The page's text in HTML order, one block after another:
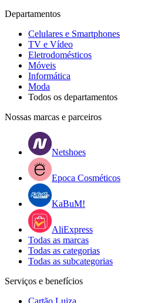
Departamentos
Celulares e Smartphones
TV e Vídeo
Eletrodomésticos
Móveis
Informática
Moda
Todos os departamentos
Nossas marcas e parceiros
Netshoes
Epoca Cosméticos
KaBuM!
AliExpress
Todas as marcas
Todas as categorias
Todas as subcategorias
Serviços e benefícios
Cartão Luiza